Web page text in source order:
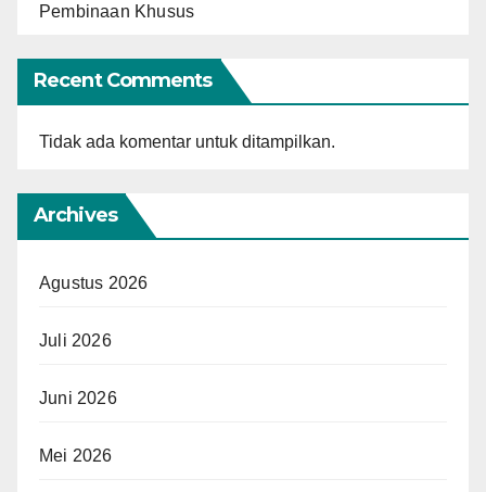
Pembinaan Khusus
Recent Comments
Tidak ada komentar untuk ditampilkan.
Archives
Agustus 2026
Juli 2026
Juni 2026
Mei 2026